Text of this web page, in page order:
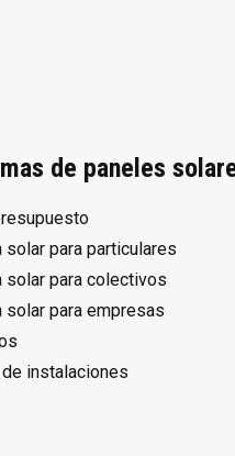
de paneles
solar para particulares
solar para colectivos
solar para empresas
de instalaciones